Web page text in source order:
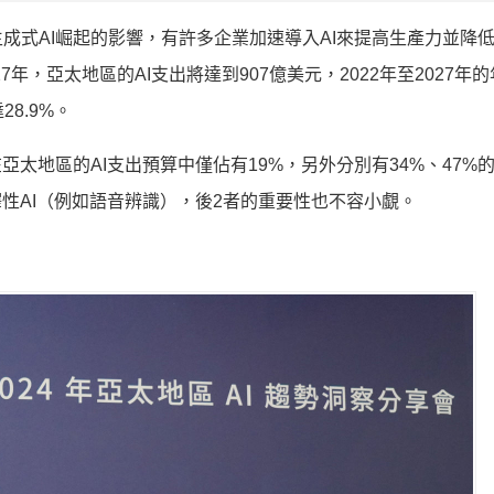
式AI崛起的影響，有許多企業加速導入AI來提高生產力並降
，亞太地區的AI支出將達到907億美元，2022年至2027年的
。
太地區的AI支出預算中僅佔有19%，另外分別有34%、47%
AI（例如語音辨識），後2者的重要性也不容小覷。